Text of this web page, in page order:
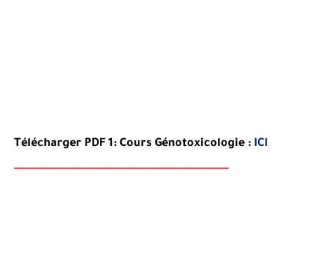
Télécharger PDF 1: Cours Génotoxicologie : ICI
-------------------------------------------------------------